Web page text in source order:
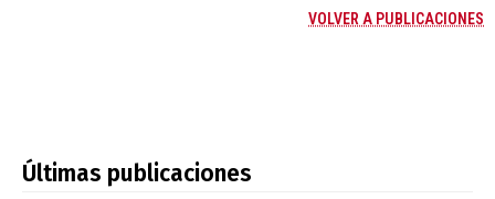
VOLVER A PUBLICACIONES
Últimas publicaciones